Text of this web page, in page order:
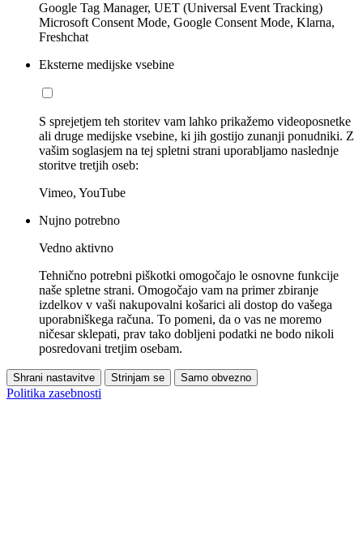
Google Tag Manager, UET (Universal Event Tracking)
Microsoft Consent Mode, Google Consent Mode, Klarna,
Freshchat
Eksterne medijske vsebine
S sprejetjem teh storitev vam lahko prikažemo videoposnetke
ali druge medijske vsebine, ki jih gostijo zunanji ponudniki. Z
vašim soglasjem na tej spletni strani uporabljamo naslednje
storitve tretjih oseb:
Vimeo, YouTube
Nujno potrebno
Vedno aktivno
Tehnično potrebni piškotki omogočajo le osnovne funkcije
naše spletne strani. Omogočajo vam na primer zbiranje
izdelkov v vaši nakupovalni košarici ali dostop do vašega
uporabniškega računa. To pomeni, da o vas ne moremo
ničesar sklepati, prav tako dobljeni podatki ne bodo nikoli
posredovani tretjim osebam.
Shrani nastavitve Strinjam se Samo obvezno
Politika zasebnosti